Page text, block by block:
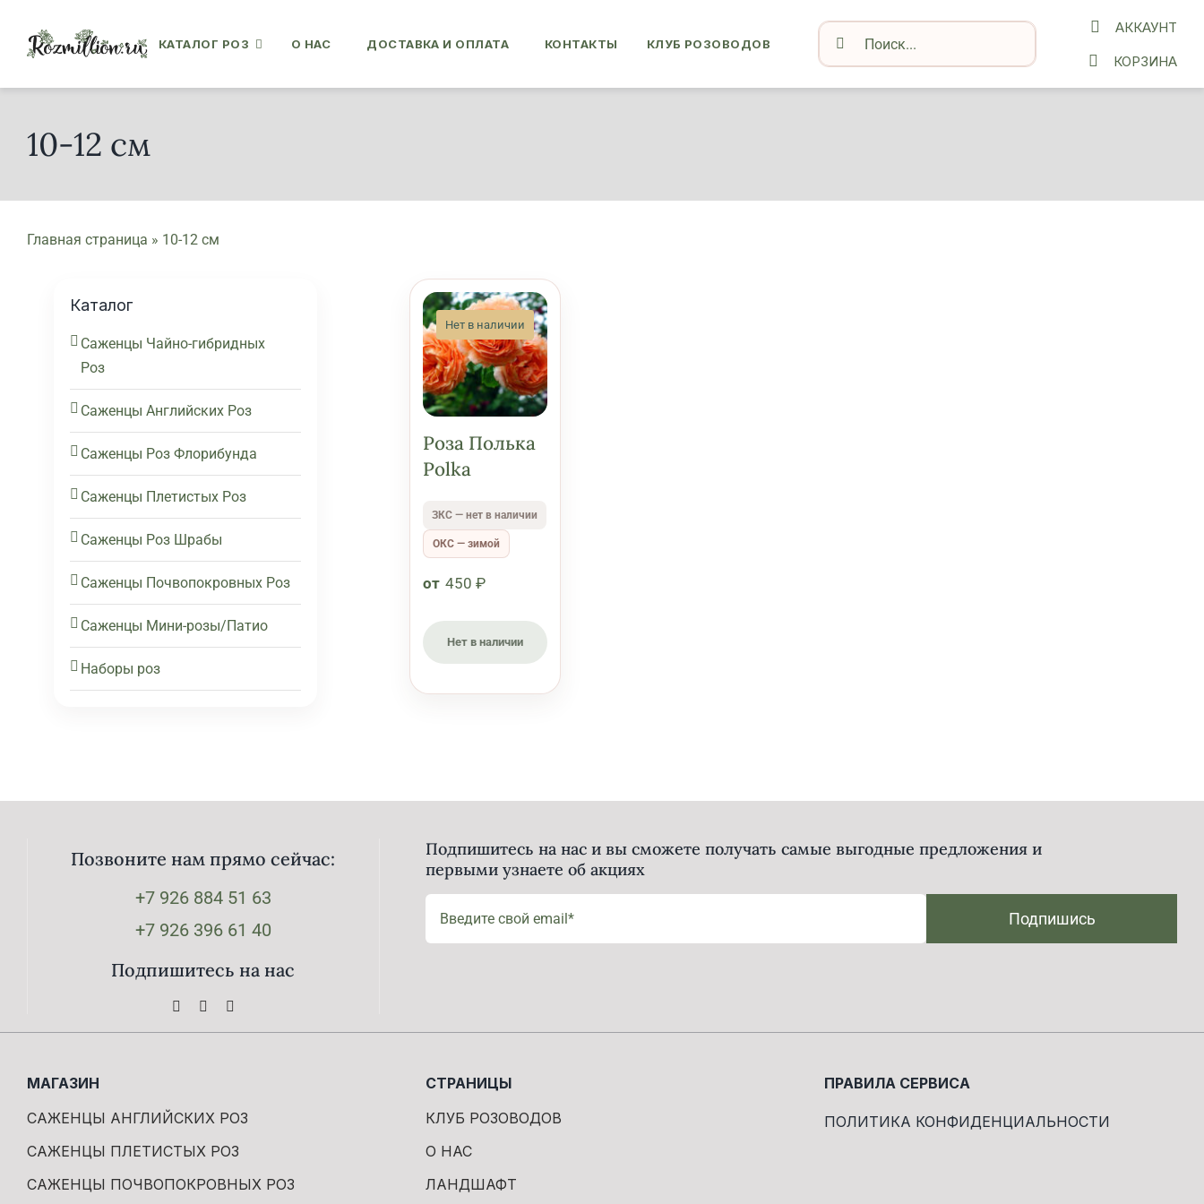
content
КАТАЛОГ РОЗ О НАС ДОСТАВКА И ОПЛАТА КОНТАКТЫ КЛУБ РОЗОВОДОВ
Результат
поиска:
АККАУНТ
КОРЗИНА
10-12 см
Главная страница » 10-12 см
Нет в наличии
Роза Полька
Polka
ЗКС — нет в наличии
ОКС — зимой
от 450₽
Нет в наличии
Каталог
Саженцы Чайно-гибридных
Роз
Саженцы Английских Роз
Саженцы Роз Флорибунда
Саженцы Плетистых Роз
Саженцы Роз Шрабы
Саженцы Почвопокровных Роз
Саженцы Мини-розы/Патио
Наборы роз
Позвоните нам прямо сейчас:
+7 926 884 51 63
+7 926 396 61 40
Подпишитесь на нас
Подпишитесь на нас и вы сможете получать самые выгодные предложения и
первыми узнаете об акциях
Подпишись
МАГАЗИН
САЖЕНЦЫ АНГЛИЙСКИХ РОЗ
САЖЕНЦЫ ПЛЕТИСТЫХ РОЗ
САЖЕНЦЫ ПОЧВОПОКРОВНЫХ РОЗ
СТРАНИЦЫ
КЛУБ РОЗОВОДОВ
О НАС
ЛАНДШАФТ
ПРАВИЛА СЕРВИСА
ПОЛИТИКА КОНФИДЕНЦИАЛЬНОСТИ